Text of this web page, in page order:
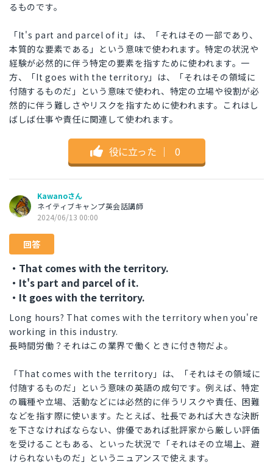
るものです。
「It's part and parcel of it」は、「それはその一部であり、
本質的な要素である」という意味で使われます。特定の状況や
経験が必然的に伴う特定の要素を指すために使われます。一
方、「It goes with the territory」は、「それはその領域に
付随するものだ」という意味で使われ、特定の立場や役割が必
然的に伴う難しさやリスクを指すために使われます。これはし
ばしば仕事や責任に関連して使われます。
役に立った ｜ 0
Kawanoさん
ネイティブキャンプ英会話講師
2024/06/13 00:00
回答
・That comes with the territory.
・It's part and parcel of it.
・It goes with the territory.
Long hours? That comes with the territory when you're
working in this industry.
長時間労働？それはこの業界で働くときに付き物だよ。
「That comes with the territory」は、「それはその領域に
付随するものだ」という意味の英語の成句です。例えば、特定
の職種や立場、活動などには必然的に伴うリスクや責任、困難
などを指す際に使います。たとえば、社長であれば大きな決断
を下さなければならない、俳優であれば批評家から厳しい評価
を受けることもある、といった状況で「それはその立場上、避
けられないものだ」というニュアンスで使えます。